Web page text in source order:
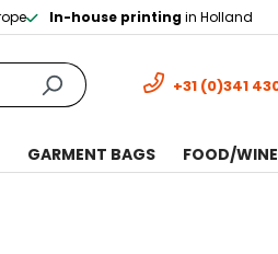
In-house printingin Holland
+31 (0)341
GARMENT BAGS FOOD/